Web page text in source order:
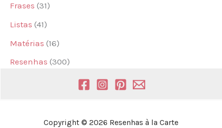
Frases (31)
Listas (41)
Matérias (16)
Resenhas (300)
Copyright © 2026 Resenhas à la Carte